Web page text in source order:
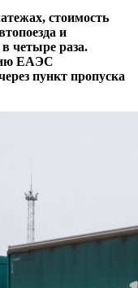
стоимость
и
четыре раза.
ЕАЭС
пункт пропуска